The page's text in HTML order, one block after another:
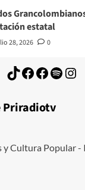
estatal
28, 2026 0
TikTok
Facebook
Spotify
Priradiotv
y Cultura Popular